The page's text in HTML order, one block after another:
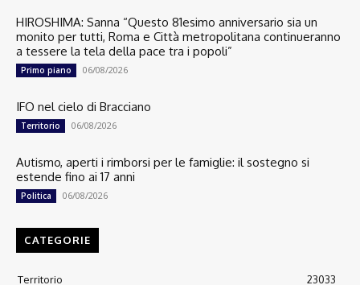
HIROSHIMA: Sanna “Questo 81esimo anniversario sia un
monito per tutti, Roma e Città metropolitana continueranno
a tessere la tela della pace tra i popoli”
Primo piano 06/08/2026
IFO nel cielo di Bracciano
Territorio 06/08/2026
Autismo, aperti i rimborsi per le famiglie: il sostegno si
estende fino ai 17 anni
Politica 06/08/2026
CATEGORIE
Territorio 23033